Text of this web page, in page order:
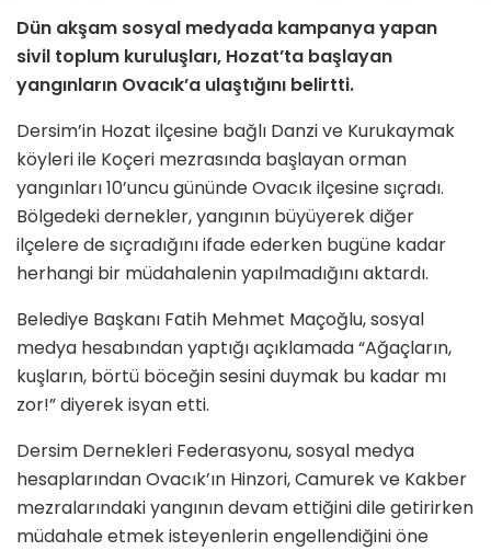
Dün akşam sosyal medyada kampanya yapan
sivil toplum kuruluşları, Hozat’ta başlayan
yangınların Ovacık’a ulaştığını belirtti.
Dersim’in Hozat ilçesine bağlı Danzi ve Kurukaymak
köyleri ile Koçeri mezrasında başlayan orman
yangınları 10’uncu gününde Ovacık ilçesine sıçradı.
Bölgedeki dernekler, yangının büyüyerek diğer
ilçelere de sıçradığını ifade ederken bugüne kadar
herhangi bir müdahalenin yapılmadığını aktardı.
Belediye Başkanı Fatih Mehmet Maçoğlu, sosyal
medya hesabından yaptığı açıklamada “Ağaçların,
kuşların, börtü böceğin sesini duymak bu kadar mı
zor!” diyerek isyan etti.
Dersim Dernekleri Federasyonu, sosyal medya
hesaplarından Ovacık’ın Hinzori, Camurek ve Kakber
mezralarındaki yangının devam ettiğini dile getirirken
müdahale etmek isteyenlerin engellendiğini öne